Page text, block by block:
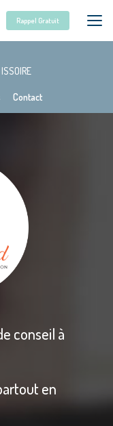
Contact
Rappel Gratuit
conseil à
en